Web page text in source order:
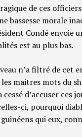
de ces
bassesse morale
Condé envoie
est au plus bas.
n’a filtré de cet
maitres mots du
cessé d’accuser
ci, pourquoi
qui eux,